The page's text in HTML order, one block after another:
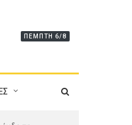
ΠΈΜΠΤΗ 6/8